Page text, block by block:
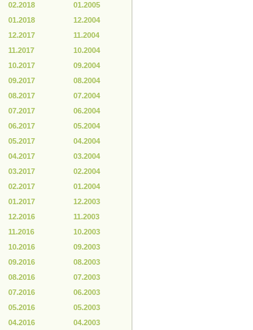
02.2018
01.2018
12.2017
11.2017
10.2017
09.2017
08.2017
07.2017
06.2017
05.2017
04.2017
03.2017
02.2017
01.2017
12.2016
11.2016
10.2016
09.2016
08.2016
07.2016
05.2016
04.2016
01.2005
12.2004
11.2004
10.2004
09.2004
08.2004
07.2004
06.2004
05.2004
04.2004
03.2004
02.2004
01.2004
12.2003
11.2003
10.2003
09.2003
08.2003
07.2003
06.2003
05.2003
04.2003